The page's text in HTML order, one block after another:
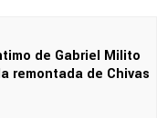
de Gabriel Milito
remontada de Chivas